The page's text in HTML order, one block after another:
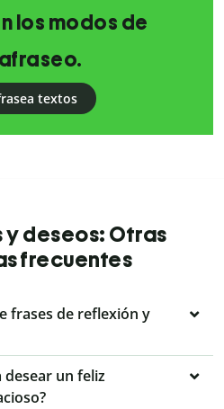
los modos de
textos
y deseos: Otras
frecuentes
frases de reflexión y
desear un feliz